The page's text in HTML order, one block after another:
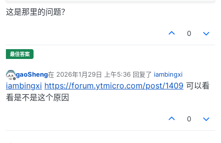
这是那里的问题？
0
离线
gaoSheng在 2026年1月29日 上午5:36 回复了 iambingxi
最后由 编辑
iambingxi https://forum.ytmicro.com/post/1409 可以看
看是不是这个原因
0